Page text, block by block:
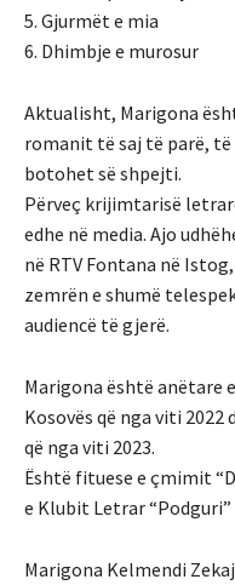
5. Gjurmët e mia
6. Dhimbje e murosur
Aktualisht, Marigona
romanit të saj të parë,
botohet së shpejti.
Përveç krijimtarisë
edhe në media. Ajo
në RTV Fontana në
zemrën e shumë
audiencë të gjerë.
Marigona është anëtare
Kosovës që nga viti 2022
që nga viti 2023.
Është fituese e çmimit
e Klubit Letrar
Marigona Kelmendi